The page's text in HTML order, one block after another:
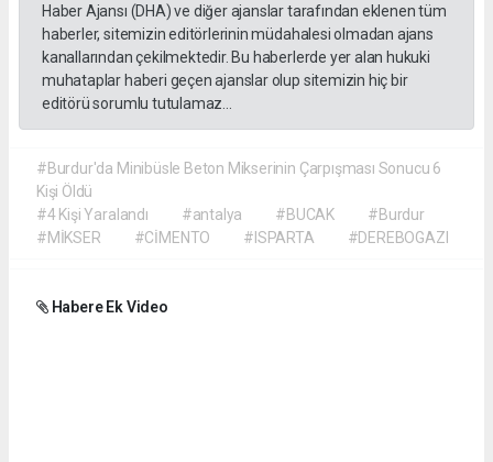
Haber Ajansı (DHA) ve diğer ajanslar tarafından eklenen tüm
haberler, sitemizin editörlerinin müdahalesi olmadan ajans
kanallarından çekilmektedir. Bu haberlerde yer alan hukuki
muhataplar haberi geçen ajanslar olup sitemizin hiç bir
editörü sorumlu tutulamaz...
#Burdur'da Minibüsle Beton Mikserinin Çarpışması Sonucu 6
Kişi Öldü
#4 Kişi Yaralandı
#antalya #BUCAK
#Burdur
#MİKSER
#CİMENTO #ISPARTA #DEREBOGAZI
Habere Ek Video